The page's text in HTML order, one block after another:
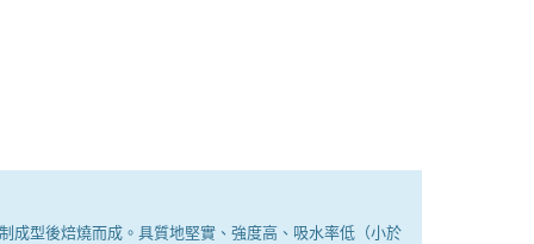
成型後焙燒而成。具質地堅實、強度高、吸水率低（小於